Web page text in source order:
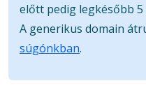
előtt pedig legkésőbb
A generikus domain
súgónkban.